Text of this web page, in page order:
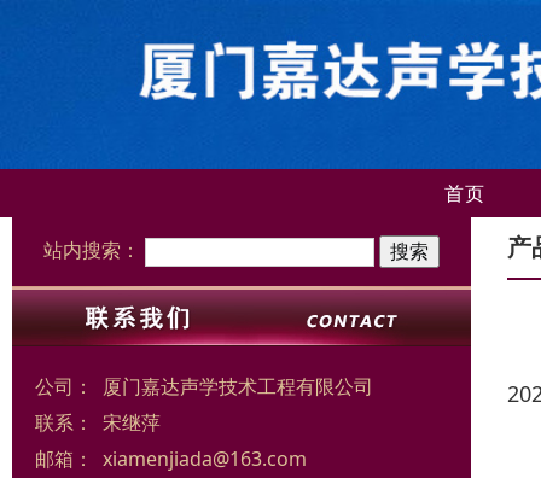
首页
站内搜索：
公司：
厦门嘉达声学技术工程有限公司
联系：
宋继萍
邮箱：
xiamenjiada@163.com
产